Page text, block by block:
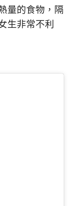
量的食物，隔
生非常不利